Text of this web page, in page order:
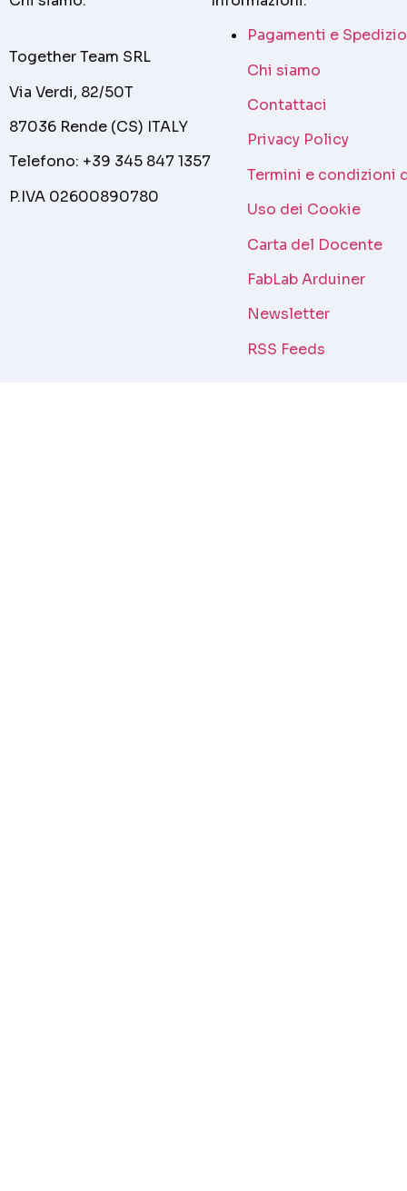
Together Team SRL
Via Verdi, 82/50T
87036 Rende (CS) ITALY
Telefono: +39 345 847 1357
P.IVA 02600890780
Pagamenti e
Chi siamo
Contattaci
Privacy Policy
Termini e condizioni
Uso dei Cookie
Carta del Docente
FabLab Arduiner
Newsletter
RSS Feeds